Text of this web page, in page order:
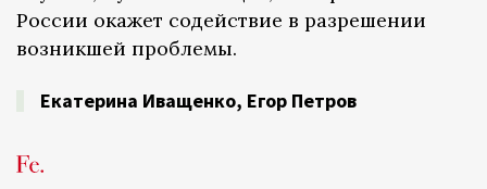
России окажет содействие в разрешении
возникшей проблемы.
Екатерина Иващенко, Егор Петров